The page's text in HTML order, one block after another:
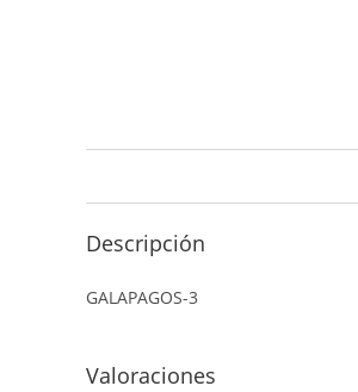
Descripción
GALAPAGOS-3
Valoraciones